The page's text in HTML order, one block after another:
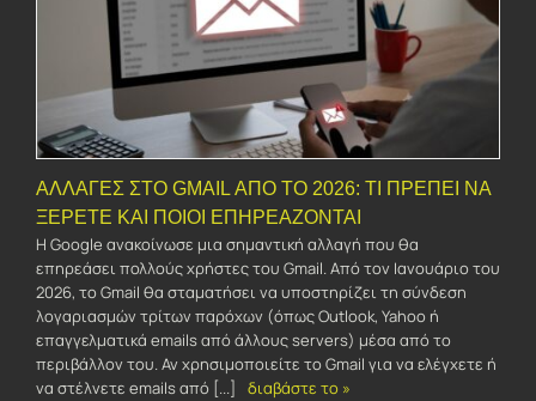
ΑΛΛΑΓΈΣ ΣΤΟ GMAIL ΑΠΌ ΤΟ 2026: ΤΙ ΠΡΈΠΕΙ ΝΑ
ΞΈΡΕΤΕ ΚΑΙ ΠΟΙΟΙ ΕΠΗΡΕΆΖΟΝΤΑΙ
Η Google ανακοίνωσε μια σημαντική αλλαγή που θα
επηρεάσει πολλούς χρήστες του Gmail. Από τον Ιανουάριο του
2026, το Gmail θα σταματήσει να υποστηρίζει τη σύνδεση
λογαριασμών τρίτων παρόχων (όπως Outlook, Yahoo ή
επαγγελματικά emails από άλλους servers) μέσα από το
περιβάλλον του. Αν χρησιμοποιείτε το Gmail για να ελέγχετε ή
να στέλνετε emails από [...]
διαβάστε το »